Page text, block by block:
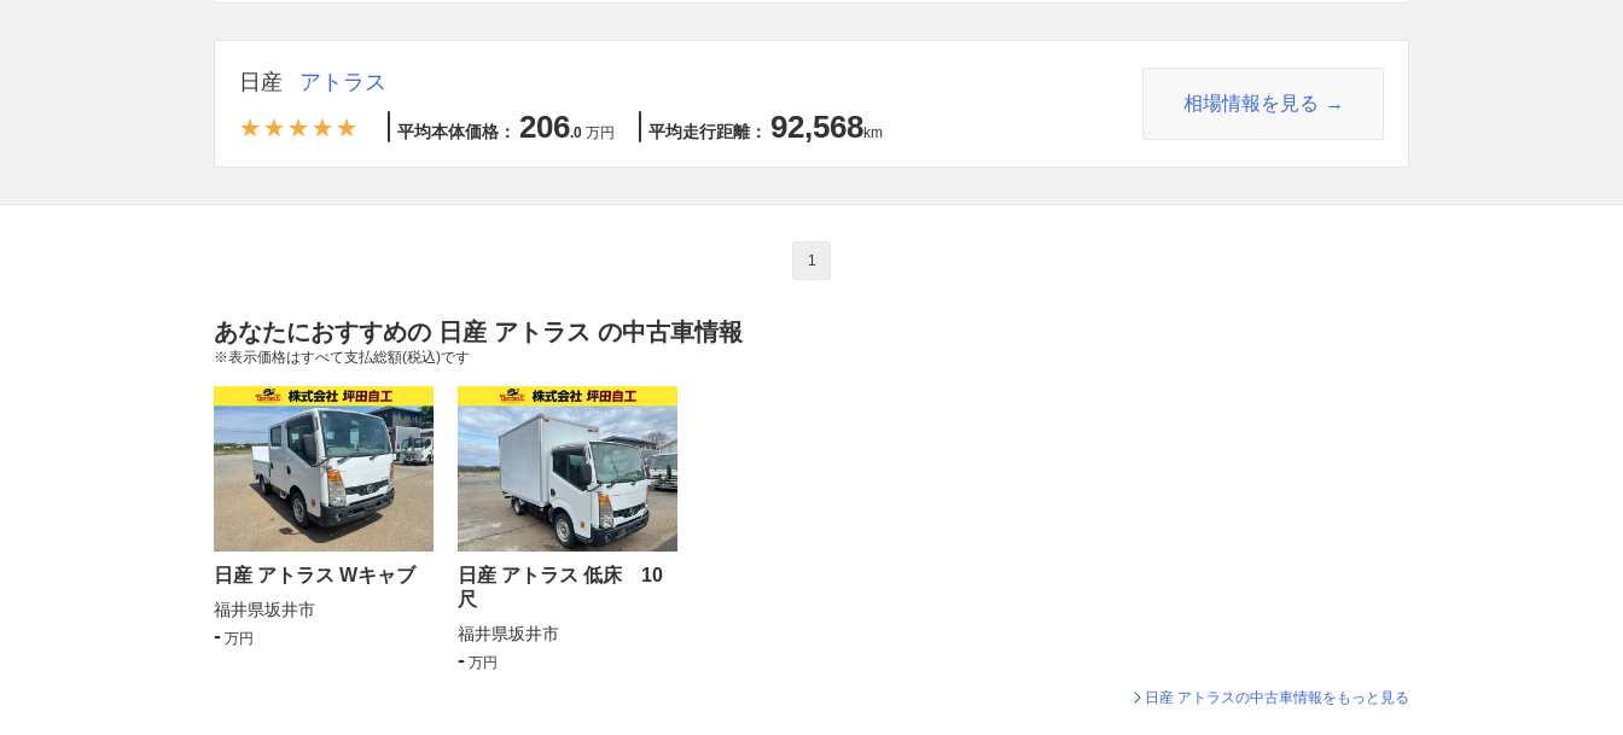
日産 アトラス
平均本体価格： 206.0 万円 平均走行距離： 92,568km
相場情報を見る
1
あなたにおすすめの 日産 アトラス の中古車情報
※表示価格はすべて支払総額(税込)です
日産 アトラス Wキャブ
福井県坂井市
- 万円
日産 アトラス 低床 10
尺
福井県坂井市
- 万円
日産 アトラスの中古車情報をもっと見る